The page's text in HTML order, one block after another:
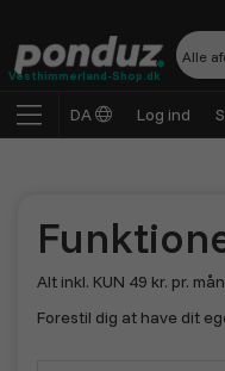
Vesthimmerland-Shop.dk
Alle
DA Log ind
Alt inkl. KUN 49 kr. pr.
Forestil dig at have dit